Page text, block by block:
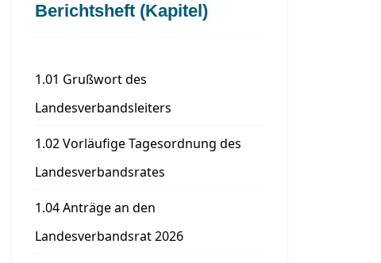
Berichtsheft (Kapitel)
1.01 Grußwort des
Landesverbandsleiters
1.02 Vorläufige Tagesordnung des
Landesverbandsrates
1.04 Anträge an den
Landesverbandsrat 2026